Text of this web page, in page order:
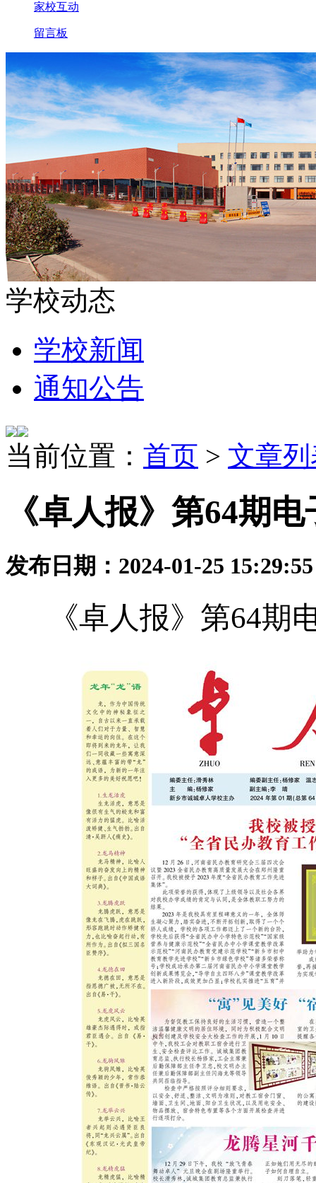
家校互动
留言板
学校动态
学校新闻
通知公告
当前位置： 首页 > 文章
《卓人报》第64期
发布日期：2024-01-25
《卓人报》第64期